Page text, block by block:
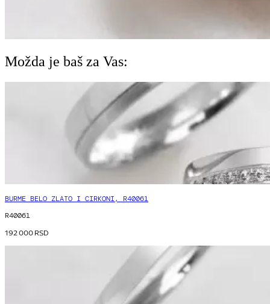
Možda je baš za Vas:
BURME BELO ZLATO I CIRKONI, R40061
R40061
192 000RSD